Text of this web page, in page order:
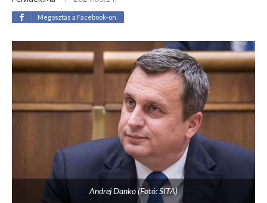
Megosztás a Facebook-on
Andrej Danko (Fotó: SITA)